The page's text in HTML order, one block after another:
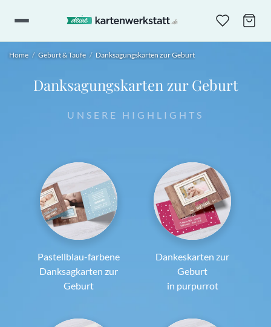
Home / Geburt & Taufe / Danksagungskarten zur Geburt
Danksagungskarten zur Geburt
UNSERE HIGHLIGHTS
Pastellblau-farbene
Danksagkarten zur
Geburt
Dankeskarten zur
Geburt
in purpurrot